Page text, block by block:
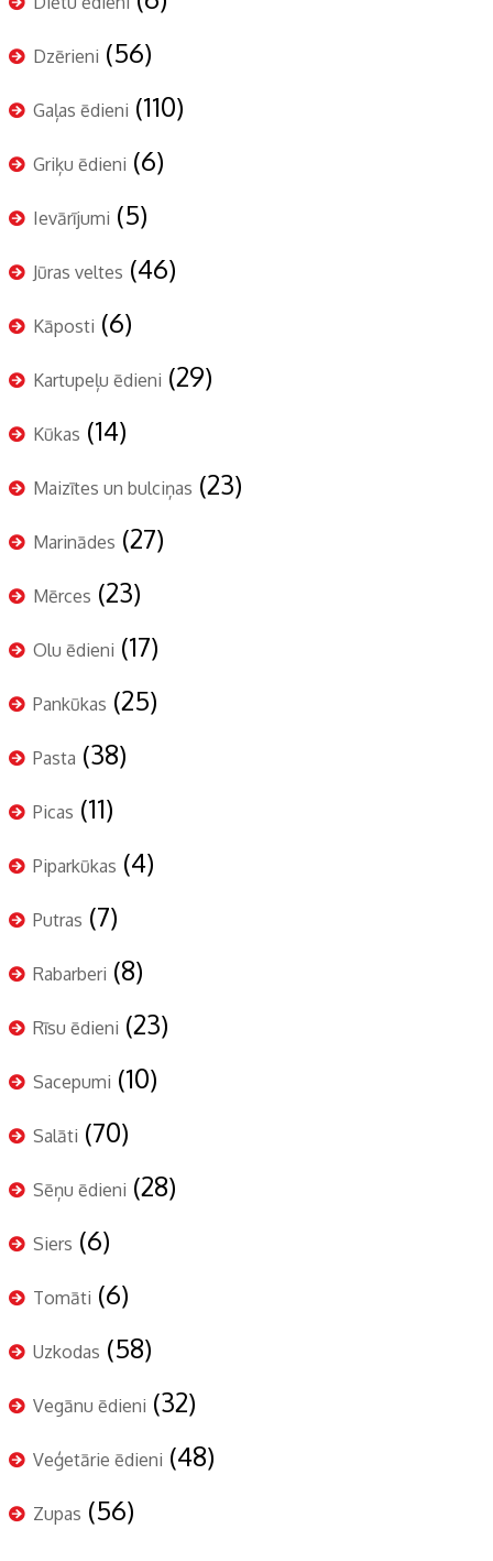
Dzērieni (56)
Gaļas ēdieni (110)
Griķu ēdieni (6)
Ievārījumi (5)
Jūras veltes (46)
Kāposti (6)
Kartupeļu ēdieni (29)
Kūkas (14)
Maizītes un bulciņas (23)
Marinādes (27)
Mērces (23)
Olu ēdieni (17)
Pankūkas (25)
Pasta (38)
Picas (11)
Piparkūkas (4)
Putras (7)
Rabarberi (8)
Rīsu ēdieni (23)
Sacepumi (10)
Salāti (70)
Sēņu ēdieni (28)
Siers (6)
Tomāti (6)
Uzkodas (58)
Vegānu ēdieni (32)
Veģetārie ēdieni (48)
Zupas (56)